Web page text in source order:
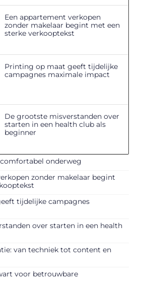
Een appartement verkopen
zonder makelaar begint met een
sterke verkooptekst
Printing op maat geeft tijdelijke
campagnes maximale impact
De grootste misverstanden over
starten in een health club als
beginner
onderweg
zonder makelaar begint
tijdelijke campagnes
over starten in een health
van techniek tot content en
voor betrouwbare